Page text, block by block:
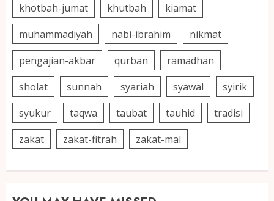
khotbah-jumat
khutbah
kiamat
muhammadiyah
nabi-ibrahim
nikmat
pengajian-akbar
qurban
ramadhan
sholat
sunnah syariah syawal
syirik
syukur
taqwa taubat tauhid
tradisi
zakat
zakat-fitrah zakat-mal